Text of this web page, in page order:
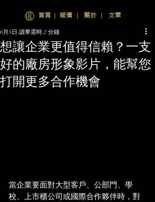
首頁 ∣ 報價 ∣ 關於 ∣ 文章
想讓企業更值得信賴？一支
好的廠房形象影片，能幫您
打開更多合作機會
6月5日 讀畢需時 2 分鐘
當企業要面對大型客戶、公部門、學
校、上市櫃公司或國際合作夥伴時，對